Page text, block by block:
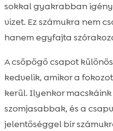
sokkal gyakrabban
vizet. Ez számukra nem
hanem egyfajta
A csöpögő csapot
kedvelik, amikor a
kerül. Ilyenkor
szomjasabbak, és a
jelentőséggel bír